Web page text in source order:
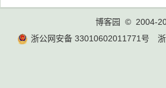
博客园
© 2004-
浙公网安备 33010602011771号